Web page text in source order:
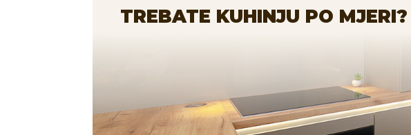
TREBATE KUHINJU PO MJERI?